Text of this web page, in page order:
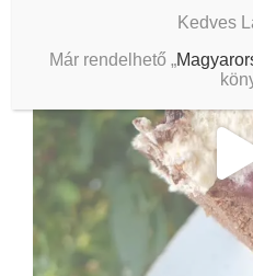
Kedves
Már rendelhető „